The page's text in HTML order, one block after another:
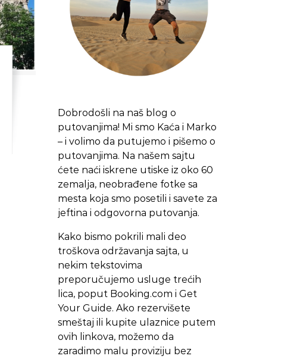
Dobrodošli na naš blog o
putovanjima! Mi smo Kaća i Marko
– i volimo da putujemo i pišemo o
putovanjima. Na našem sajtu
ćete naći iskrene utiske iz oko 60
zemalja, neobrađene fotke sa
mesta koja smo posetili i savete za
jeftina i odgovorna putovanja.
Kako bismo pokrili mali deo
troškova održavanja sajta, u
nekim tekstovima
preporučujemo usluge trećih
lica, poput Booking.com i Get
Your Guide. Ako rezervišete
smeštaj ili kupite ulaznice putem
ovih linkova, možemo da
zaradimo malu proviziju bez